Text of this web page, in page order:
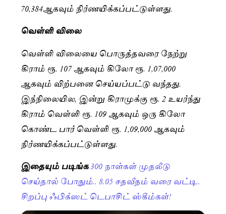
70,384ஆகவும் நிர்ணயிக்கப்பட்டுள்ளது.
வெள்ளி விலை
வெள்ளி விலையை பொருத்தவரை நேற்று
கிராம் ரூ. 107 ஆகவும் கிலோ ரூ. 1,07,000
ஆகவும் விற்பனை செய்யப்பட்டு வந்தது.
இந்நிலையில, இன்று கிராமுக்கு ரூ. 2 உயர்ந்து
கிராம் வெள்ளி ரூ. 109 ஆகவும் ஒரு கிலோ
கொண்ட பார் வெள்ளி ரூ. 1,09,000 ஆகவும்
நிர்ணயிக்கப்பட்டுள்ளது.
இதையும் படிங்க300 நாள்கள் முதலீடு
செய்தால் போதும்.. 8.05 சதவீதம் வரை வட்டி..
சிறப்பு ஃபிக்ஸட் டெபாசிட் ஸ்கீம்கள்!